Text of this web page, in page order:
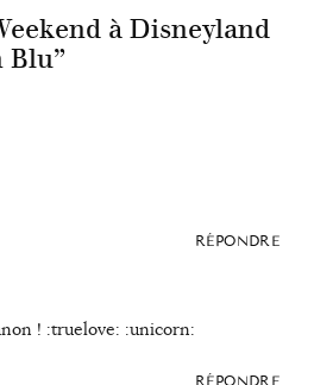
à Disneyland
Blu”
RÉPONDRE
! :truelove: :unicorn: